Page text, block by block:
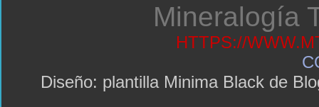
Mineralogía
HTTPS://
Diseño: plantilla Minima Black de